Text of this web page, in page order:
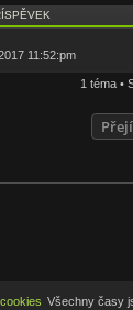
11:52:pm
1 téma •
Všechny časy